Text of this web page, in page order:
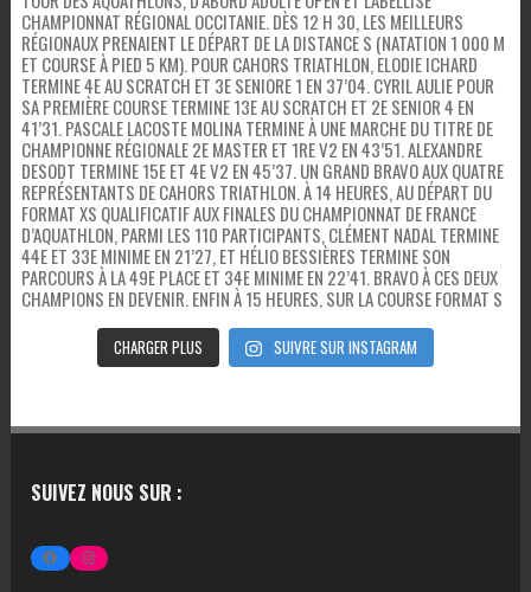
CHARGER PLUS SUIVRE SUR INSTAGRAM
SUIVEZ NOUS SUR :
FACEBOOKINSTAGRAM